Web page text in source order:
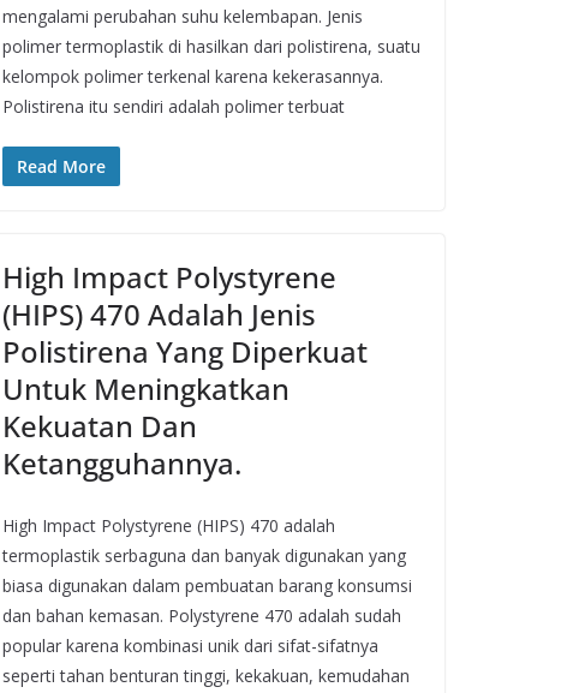
mengalami perubahan suhu kelembapan. Jenis
polimer termoplastik di hasilkan dari polistirena, suatu
kelompok polimer terkenal karena kekerasannya.
Polistirena itu sendiri adalah polimer terbuat
Read More
High Impact Polystyrene
(HIPS) 470 Adalah Jenis
Polistirena Yang Diperkuat
Untuk Meningkatkan
Kekuatan Dan
Ketangguhannya.
High Impact Polystyrene (HIPS) 470 adalah
termoplastik serbaguna dan banyak digunakan yang
biasa digunakan dalam pembuatan barang konsumsi
dan bahan kemasan. Polystyrene 470 adalah sudah
popular karena kombinasi unik dari sifat-sifatnya
seperti tahan benturan tinggi, kekakuan, kemudahan